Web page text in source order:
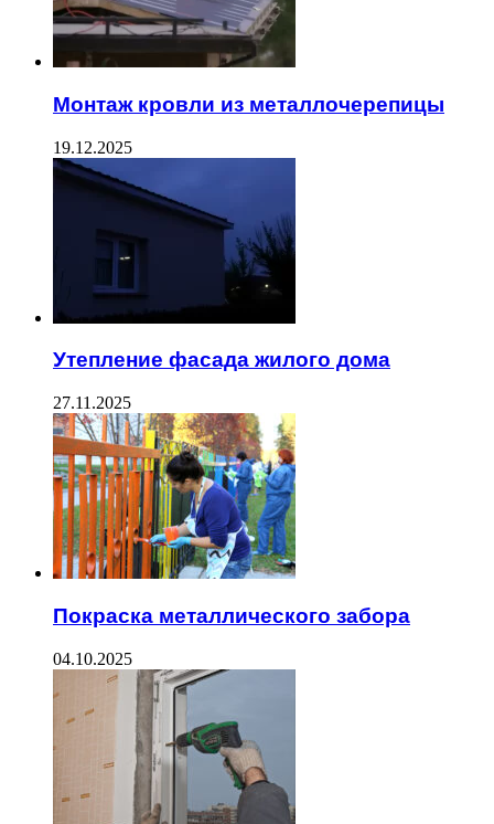
Монтаж кровли из металлочерепицы
19.12.2025
Утепление фасада жилого дома
27.11.2025
Покраска металлического забора
04.10.2025